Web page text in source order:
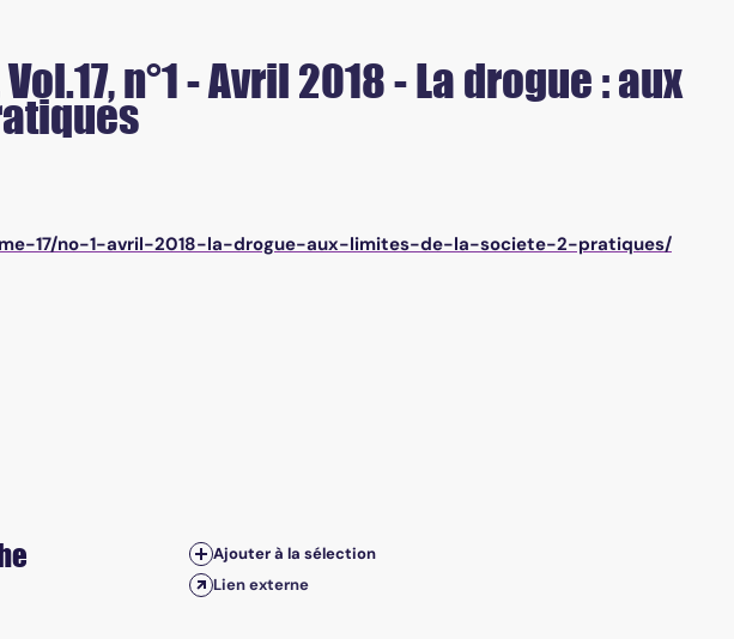
n°1 - Avril 2018 - La drogue : aux
17/no-1-avril-2018-la-drogue-aux-limites-de-la-societe-2-pratiques/
Ajouter à la sélection
Lien externe